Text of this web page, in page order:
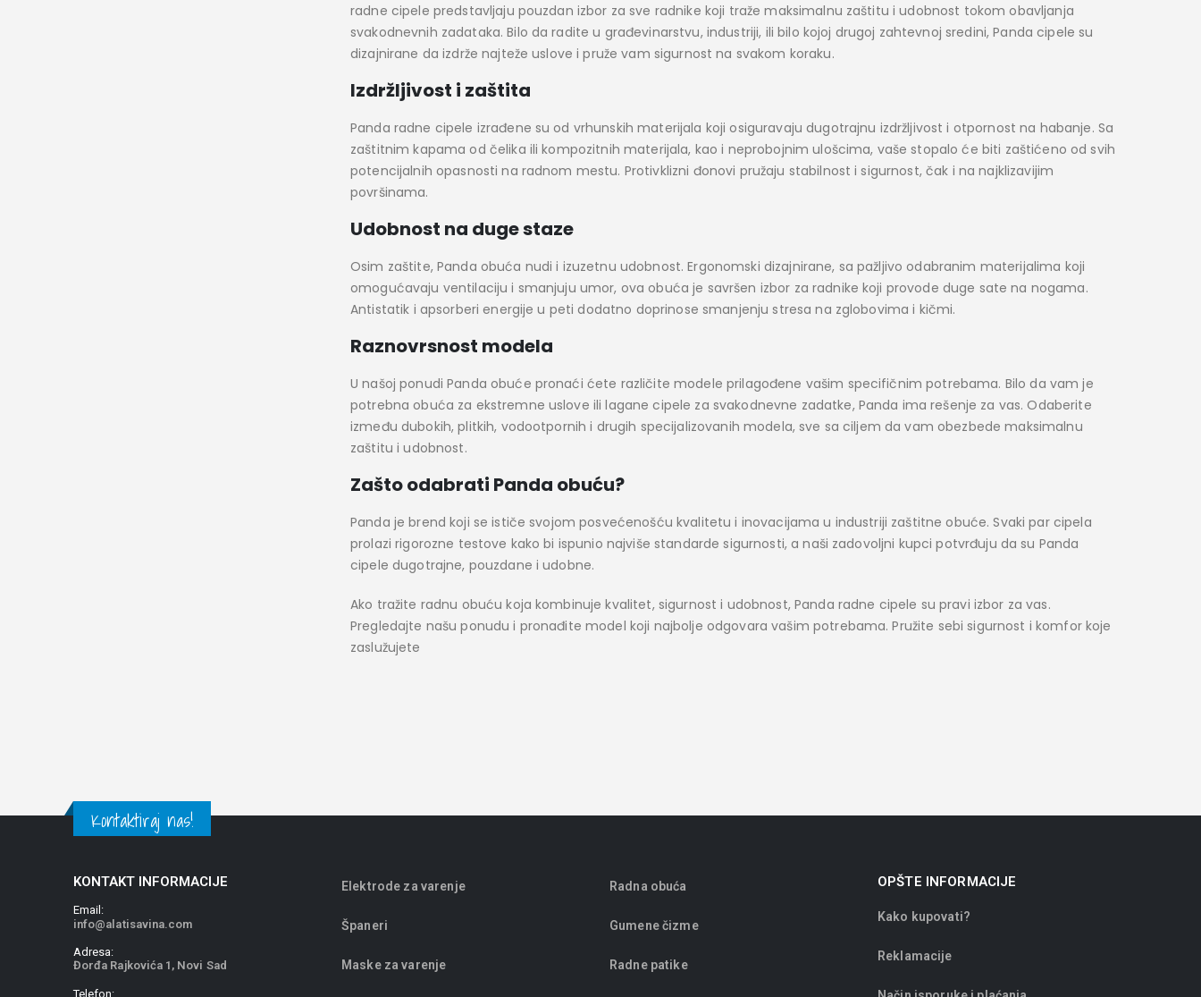
radne cipele predstavljaju pouzdan izbor za sve radnike koji traže maksimalnu zaštitu i udobnost tokom obavljanja
svakodnevnih zadataka. Bilo da radite u građevinarstvu, industriji, ili bilo kojoj drugoj zahtevnoj sredini, Panda cipele su
dizajnirane da izdrže najteže uslove i pruže vam sigurnost na svakom koraku.
Izdržljivost i zaštita
Panda radne cipele izrađene su od vrhunskih materijala koji osiguravaju dugotrajnu izdržljivost i otpornost na habanje. Sa
zaštitnim kapama od čelika ili kompozitnih materijala, kao i neprobojnim ulošcima, vaše stopalo će biti zaštićeno od svih
potencijalnih opasnosti na radnom mestu. Protivklizni đonovi pružaju stabilnost i sigurnost, čak i na najklizavijim
površinama.
Udobnost na duge staze
Osim zaštite, Panda obuća nudi i izuzetnu udobnost. Ergonomski dizajnirane, sa pažljivo odabranim materijalima koji
omogućavaju ventilaciju i smanjuju umor, ova obuća je savršen izbor za radnike koji provode duge sate na nogama.
Antistatik i apsorberi energije u peti dodatno doprinose smanjenju stresa na zglobovima i kičmi.
Raznovrsnost modela
U našoj ponudi Panda obuće pronaći ćete različite modele prilagođene vašim specifičnim potrebama. Bilo da vam je
potrebna obuća za ekstremne uslove ili lagane cipele za svakodnevne zadatke, Panda ima rešenje za vas. Odaberite
između dubokih, plitkih, vodootpornih i drugih specijalizovanih modela, sve sa ciljem da vam obezbede maksimalnu
zaštitu i udobnost.
Zašto odabrati Panda obuću?
Panda je brend koji se ističe svojom posvećenošću kvalitetu i inovacijama u industriji zaštitne obuće. Svaki par cipela
prolazi rigorozne testove kako bi ispunio najviše standarde sigurnosti, a naši zadovoljni kupci potvrđuju da su Panda
cipele dugotrajne, pouzdane i udobne.
Ako tražite radnu obuću koja kombinuje kvalitet, sigurnost i udobnost, Panda radne cipele su pravi izbor za vas.
Pregledajte našu ponudu i pronađite model koji najbolje odgovara vašim potrebama. Pružite sebi sigurnost i komfor koje
zaslužujete
Kontaktiraj nas!
KONTAKT INFORMACIJE
Email:
info@alatisavina.com
Adresa:
Đorđa Rajkovića 1, Novi Sad
Telefon:
Elektrode za varenje
Španeri
Maske za varenje
Radna obuća
Gumene čizme
Radne patike
OPŠTE INFORMACIJE
Kako kupovati?
Reklamacije